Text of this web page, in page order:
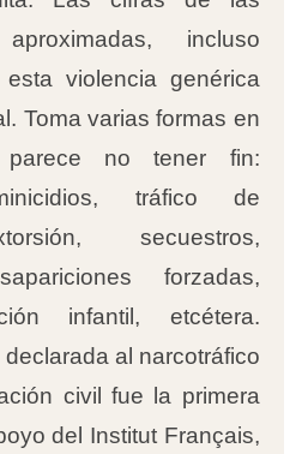
incluso
violencia genérica
Toma varias formas en
no tener fin:
tráfico de
secuestros,
forzadas,
infantil, etcétera.
al narcotráfico
civil fue la primera
del Institut Français,